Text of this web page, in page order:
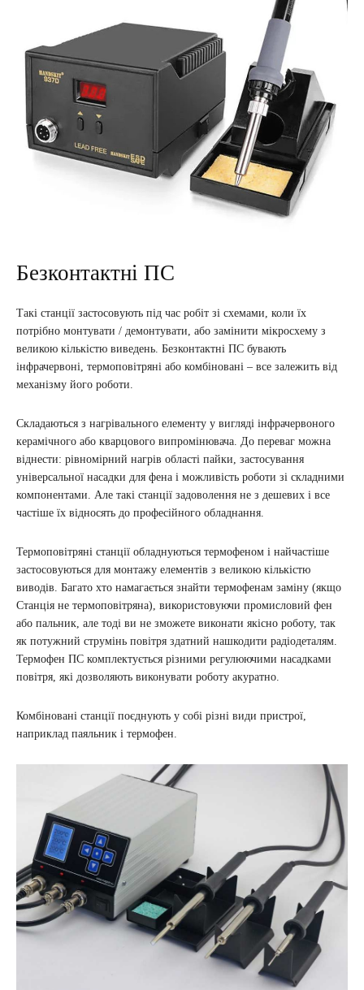
Безконтактні ПС
Такі станції застосовують під час робіт зі схемами, коли їх
потрібно монтувати / демонтувати, або замінити мікросхему з
великою кількістю виведень. Безконтактні ПС бувають
інфрачервоні, термоповітряні або комбіновані – все залежить від
механізму його роботи.
Складаються з нагрівального елементу у вигляді інфрачервоного
керамічного або кварцового випромінювача. До переваг можна
віднести: рівномірний нагрів області пайки, застосування
універсальної насадки для фена і можливість роботи зі складними
компонентами. Але такі станції задоволення не з дешевих і все
частіше їх відносять до професійного обладнання.
Термоповітряні станції обладнуються термофеном і найчастіше
застосовуються для монтажу елементів з великою кількістю
виводів. Багато хто намагається знайти термофенам заміну (якщо
Станція не термоповітряна), використовуючи промисловий фен
або пальник, але тоді ви не зможете виконати якісно роботу, так
як потужний струмінь повітря здатний нашкодити радіодеталям.
Термофен ПС комплектується різними регулюючими насадками
повітря, які дозволяють виконувати роботу акуратно.
Комбіновані станції поєднують у собі різні види пристрої,
наприклад паяльник і термофен.